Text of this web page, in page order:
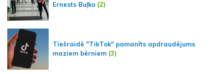
Ernests Buļko (2)
Tiešraidē "TikTok" pamanīts apdraudējums
maziem bērniem (3)